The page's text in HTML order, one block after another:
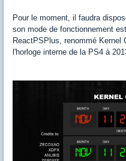
Pour le moment, il faudra
son mode de fonctionnement
ReactPSPlus, renommé Kernel
l'horloge interne de la PS4 à